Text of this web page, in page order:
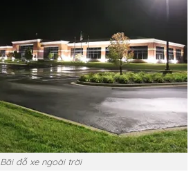
Bãi đỗ xe ngoài trời